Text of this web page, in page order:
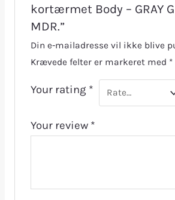
kortærmet Body – GRAY
MDR.”
Din e-mailadresse vil ikke blive
Krævede felter er markeret med *
Your rating *
Your review *